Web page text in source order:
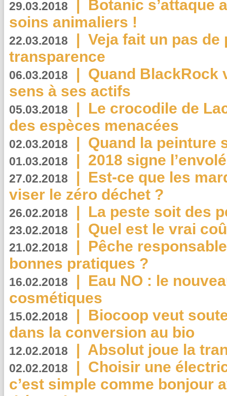
29.03.2018 | Botanic s’attaque
soins animaliers !
22.03.2018 | Veja fait un pas de
transparence
06.03.2018 | Quand BlackRock
sens à ses actifs
05.03.2018 | Le crocodile de
des espèces menacées
02.03.2018 | Quand la peinture
01.03.2018 | 2018 signe
27.02.2018 | Est-ce que les
viser le zéro déchet ?
26.02.2018 | La peste soit des
23.02.2018 | Quel est le vrai
21.02.2018 | Pêche
bonnes pratiques ?
16.02.2018 | Eau NO : le
cosmétiques
15.02.2018 | Biocoop veut
dans la conversion au bio
12.02.2018 | Absolut joue la
02.02.2018 | Choisir une
c’est simple comme bonjour